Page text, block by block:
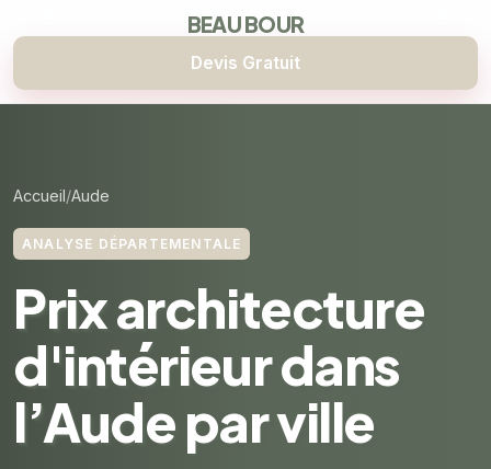
BEAU BOUR
Devis Gratuit
Accueil Aude
ANALYSE DÉPARTEMENTALE
Prix architecture
d'intérieur dans
l’Aude par ville